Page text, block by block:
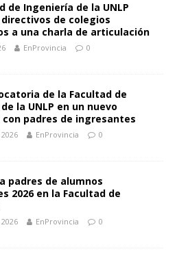
de Ingeniería de la UNLP
de colegios
a una charla de articulación
EnProvincia 0
de la Facultad de
la UNLP en un nuevo
padres de ingresantes
EnProvincia 0
padres de alumnos
2026 en la Facultad de
EnProvincia 0